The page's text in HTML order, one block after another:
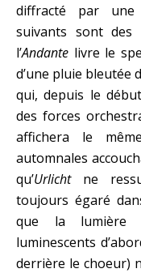
diffracté par une
suivants sont des
l’Andante livre le
d’une pluie bleutée
qui, depuis le
des forces
affichera le
automnales
qu’Urlichtne
toujours égaré
que la lumière
luminescents
derrière le choeur)